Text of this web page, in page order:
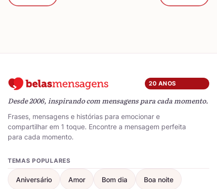
20 ANOS
Desde 2006, inspirando com mensagens para cada momento.
Frases, mensagens e histórias para emocionar e
compartilhar em 1 toque. Encontre a mensagem perfeita
para cada momento.
TEMAS POPULARES
Aniversário Amor Bom dia Boa noite